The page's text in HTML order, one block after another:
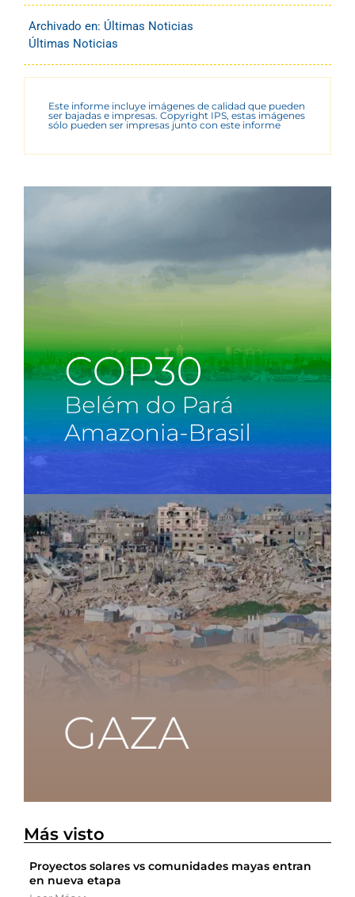
Archivado en: Últimas Noticias
Últimas Noticias
Este informe incluye imágenes de calidad que pueden
ser bajadas e impresas. Copyright IPS, estas imágenes
sólo pueden ser impresas junto con este informe
Más visto
Proyectos solares vs comunidades mayas entran
en nueva etapa